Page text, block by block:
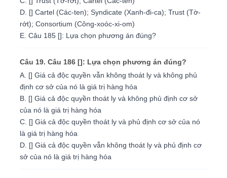
D. [] Cartel (Các-ten); Syndicate (Xanh-đi-ca); Trust (Tờ-
rớt); Consortium (Công-xoóc-xi-om)
E. Câu 185 []: Lựa chọn phương án đúng?
Câu 19. Câu 186 []: Lựa chọn phương án đúng?
A. [] Giá cả độc quyền vẫn không thoát ly và không phủ
định cơ sở của nó là giá trị hàng hóa
B. [] Giá cả độc quyền thoát ly và không phủ định cơ sở
của nó là giá trị hàng hóa
C. [] Giá cả độc quyền thoát ly và phủ định cơ sở của nó
là giá trị hàng hóa
D. [] Giá cả độc quyền vẫn không thoát ly và phủ định cơ
sở của nó là giá trị hàng hóa